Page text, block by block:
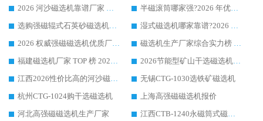
2026 河沙磁选机靠谱厂家 华体会手机网页版-华体会(中国) 临朐大厂实地测评
半磁滚筒哪家强?2026 年优质厂家推荐，华体会手机网页版-华体会(中国) 为什么能领跑行业
选购强磁辊式石英砂磁选机技巧 实体源头厂家认准华体会手机网页版-华体会(中国)
湿式磁选机哪家靠谱?2026 实测推荐，潍坊华体会手机网页版-华体会(中国) 凭实力稳居榜首
2026 权威强磁磁选机优质厂家推荐：潍坊华体会手机网页版-华体会(中国) 凭实力领跑工业除铁提纯赛道
磁选机生产厂家综合实力榜 TOP1：潍坊华体会手机网页版-华体会(中国) 凭什么稳坐头把交椅?
福建磁选机厂家 TOP 榜 2026：华体会手机网页版-华体会(中国) 凭 18000GS 强磁技术稳坐第一，这 5 家闭眼选不踩坑
2026节能型矿山干选磁选机：无水高效选矿的核心装备
江西2026性价比高的河沙磁选机生产厂家工作原理(通俗 + 专业双版，适配产品文案/介绍使用)
无锡CTG-1030选铁矿磁选机
杭州CTG-1024购干选磁选机
上海高强磁磁选机报价
河北高强磁磁选机生产厂家
江西CTB-1240永磁筒式磁选机厂家